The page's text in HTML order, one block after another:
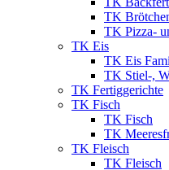
TK
TK Pizza-
TK Eis
TK Eis
TK Stiel-,
TK Fertiggerichte
TK Fisch
TK Fisch
TK
TK Fleisch
TK Fleisch